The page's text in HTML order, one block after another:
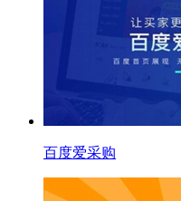
百度爱采购